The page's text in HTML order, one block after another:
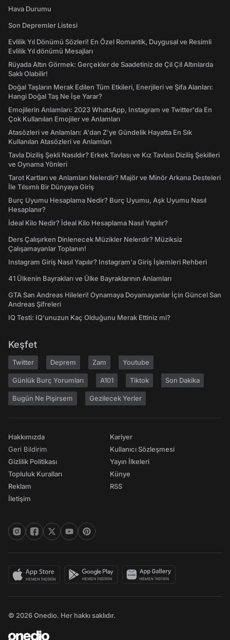
Hava Durumu
Son Depremler Listesi
Evlilik Yıl Dönümü Sözleri! En Özel Romantik, Duygusal ve Resimli
Evlilik Yıl dönümü Mesajları
Rüyada Altın Görmek: Gerçekler de Saadetiniz de Çil Çil Altınlarda
Saklı Olabilir!
Doğal Taşların Merak Edilen Tüm Etkileri, Enerjileri ve Şifa Alanları:
Hangi Doğal Taş Ne İşe Yarar?
Emojilerin Anlamları: 2023 WhatsApp, Instagram ve Twitter'da En
Çok Kullanılan Emojiler ve Anlamları
Atasözleri ve Anlamları: A'dan Z'ye Gündelik Hayatta En Sık
Kullanılan Atasözleri ve Anlamları
Tavla Diziliş Şekli Nasıldır? Erkek Tavlası ve Kız Tavlası Diziliş Şekilleri
ve Oynama Yönleri
Tarot Kartları ve Anlamları Nelerdir? Majör ve Minör Arkana Desteleri
İle Tılsımlı Bir Dünyaya Giriş
Burç Uyumu Hesaplama Nedir? Burç Uyumu, Aşk Uyumu Nasıl
Hesaplanır?
İdeal Kilo Nedir? İdeal Kilo Hesaplama Nasıl Yapılır?
Ders Çalışırken Dinlenecek Müzikler Nelerdir? Müziksiz
Çalışamayanlar Toplanın!
Instagram Giriş Nasıl Yapılır? Instagram'a Giriş İşlemleri Rehberi
41 Ülkenin Bayrakları ve Ülke Bayraklarının Anlamları
GTA San Andreas Hileleri! Oynamaya Doyamayanlar İçin Güncel San
Andreas Şifreleri
IQ Testi: IQ'unuzun Kaç Olduğunu Merak Ettiniz mi?
Keşfet
Twitter Deprem Zam Youtube
Günlük Burç Yorumları A101 Tiktok Son Dakika
Bugün Ne Pişirsem Gezilecek Yerler
Hakkımızda
Geri Bildirim
Gizlilik Politikası
Topluluk Kuralları
Reklam
İletişim
Kariyer
Kullanıcı Sözleşmesi
Yayın İlkeleri
Künye
RSS
© 2026 Onedio. Her hakkı saklıdır.